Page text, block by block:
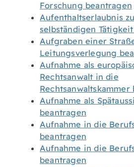
Forschung beantragen
Aufenthaltserlaubnis
selbständigen
Aufgraben einer
Leitungsverlegung
Aufnahme als
Rechtsanwalt in die
Rechtsanwaltskammer
Aufnahme als
beantragen
Aufnahme in die
beantragen
Aufnahme in die
beantragen